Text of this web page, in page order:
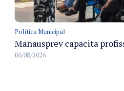
Política Municipal
06/08/2026